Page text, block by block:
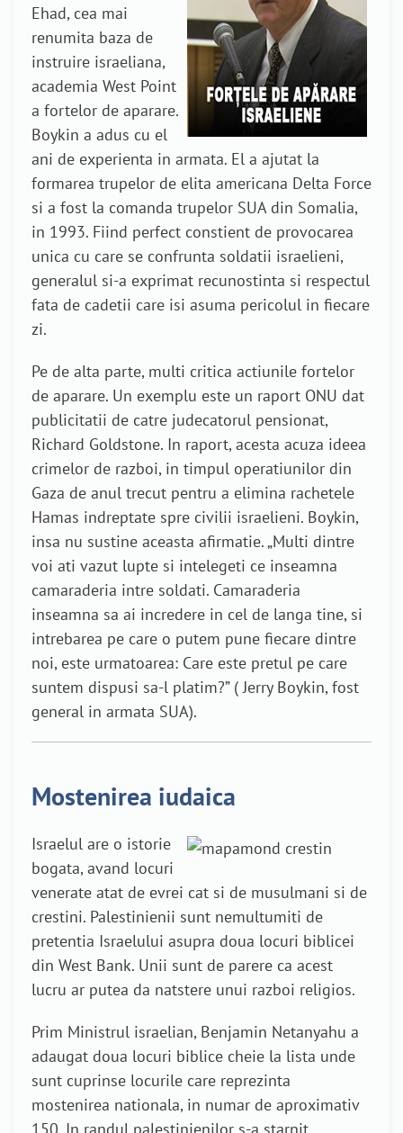
Ehad, cea mai
renumita baza de
instruire israeliana,
academia West Point
a fortelor de aparare.
Boykin a adus cu el
ani de experienta in armata. El a ajutat la
formarea trupelor de elita americana Delta Force
si a fost la comanda trupelor SUA din Somalia,
in 1993. Fiind perfect constient de provocarea
unica cu care se confrunta soldatii israelieni,
generalul si-a exprimat recunostinta si respectul
fata de cadetii care isi asuma pericolul in fiecare
zi.
Pe de alta parte, multi critica actiunile fortelor
de aparare. Un exemplu este un raport ONU dat
publicitatii de catre judecatorul pensionat,
Richard Goldstone. In raport, acesta acuza ideea
crimelor de razboi, in timpul operatiunilor din
Gaza de anul trecut pentru a elimina rachetele
Hamas indreptate spre civilii israelieni. Boykin,
insa nu sustine aceasta afirmatie. „Multi dintre
voi ati vazut lupte si intelegeti ce inseamna
camaraderia intre soldati. Camaraderia
inseamna sa ai incredere in cel de langa tine, si
intrebarea pe care o putem pune fiecare dintre
noi, este urmatoarea: Care este pretul pe care
suntem dispusi sa-l platim?” ( Jerry Boykin, fost
general in armata SUA).
Mostenirea iudaica
Israelul are o istorie
bogata, avand locuri
venerate atat de evrei cat si de musulmani si de
crestini. Palestinienii sunt nemultumiti de
pretentia Israelului asupra doua locuri biblicei
din West Bank. Unii sunt de parere ca acest
lucru ar putea da natstere unui razboi religios.
Prim Ministrul israelian, Benjamin Netanyahu a
adaugat doua locuri biblice cheie la lista unde
sunt cuprinse locurile care reprezinta
mostenirea nationala, in numar de aproximativ